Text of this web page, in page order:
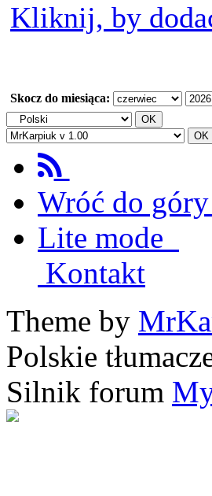
Kliknij, by
Skocz do miesiąca:
Wróć do góry
Lite mode
Kontakt
Theme by
Polskie
Silnik forum